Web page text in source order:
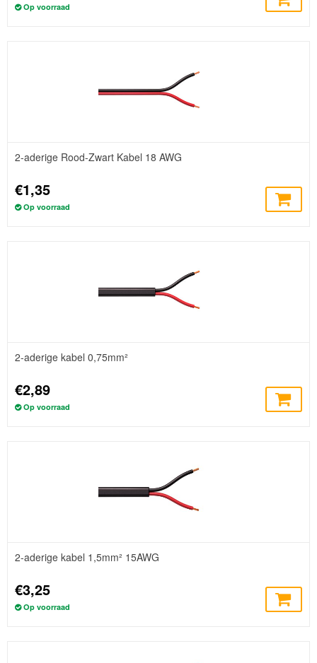
Op voorraad
2-aderige Rood-Zwart Kabel 18 AWG
€1,35
Op voorraad
2-aderige kabel 0,75mm²
€2,89
Op voorraad
2-aderige kabel 1,5mm² 15AWG
€3,25
Op voorraad